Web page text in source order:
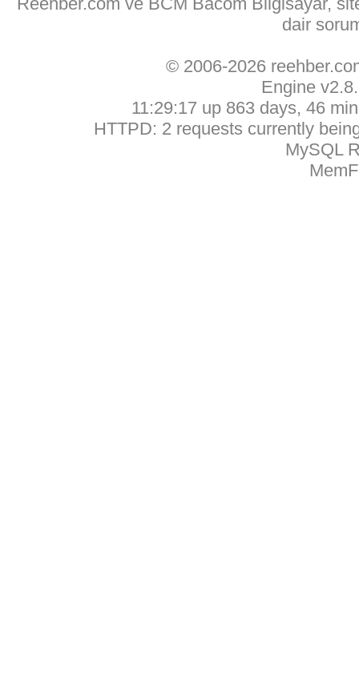
dair
© 2006-2026
Engine
11:29:17 up 863 days, 46
HTTPD: 2 requests currently
MySQL